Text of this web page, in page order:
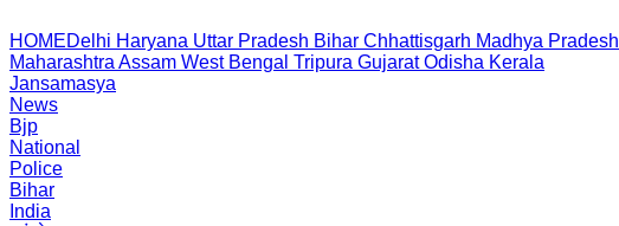
HOMEDelhi Haryana Uttar Pradesh Bihar Chhattisgarh Madhya Pradesh
Maharashtra Assam West Bengal Tripura Gujarat Odisha Kerala
Jansamasya
News
Bjp
National
Police
Bihar
India